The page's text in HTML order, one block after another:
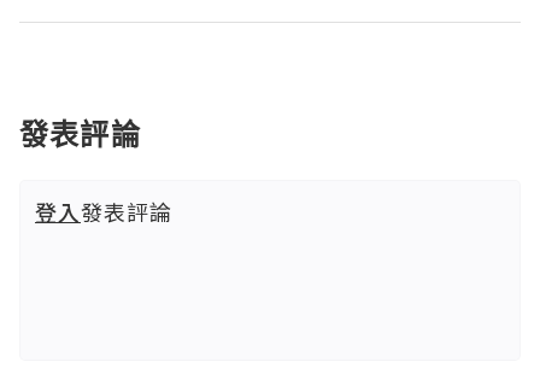
發表評論
登入發表評論